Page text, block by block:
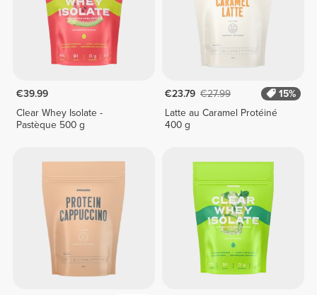
€39.99
Clear Whey Isolate -
Pastèque 500 g
€23.79 €27.99
15%
Latte au Caramel Protéiné
400 g